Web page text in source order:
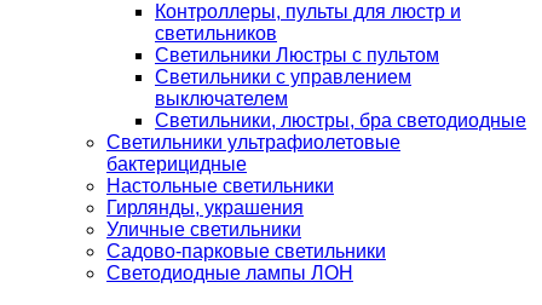
Контроллеры, пульты для люстр и
светильников
Светильники Люстры с пультом
Светильники с управлением
выключателем
Светильники, люстры, бра светодиодные
Светильники ультрафиолетовые
бактерицидные
Настольные светильники
Гирлянды, украшения
Уличные светильники
Садово-парковые светильники
Светодиодные лампы ЛОН